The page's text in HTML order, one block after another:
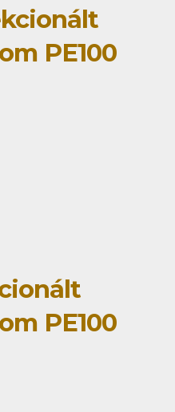
PE100
PE100